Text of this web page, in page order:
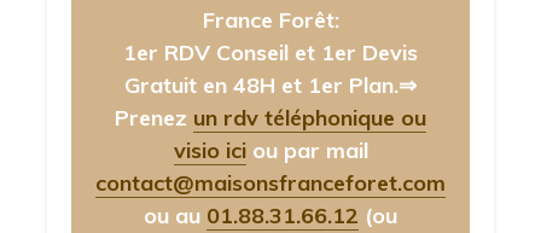
France Forêt:
1er RDV Conseil et 1er Devis
Gratuit en 48H et 1er Plan.⇒
Prenez un rdv téléphonique ou
visio iciou par mail
contact@maisonsfranceforet.com
ou au 01.88.31.66.12 (ou